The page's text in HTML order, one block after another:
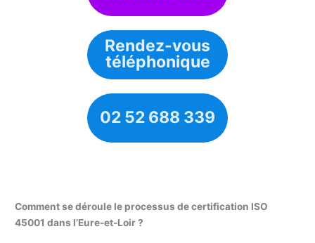
Rendez-vous
téléphonique
02 52 688 339
Comment se déroule le processus de certification ISO
45001 dans l’Eure-et-Loir ?